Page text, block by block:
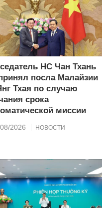
НС Чан Тхань
посла Малайзии
Тхая по случаю
срока
миссии
2026 НОВОСТИ